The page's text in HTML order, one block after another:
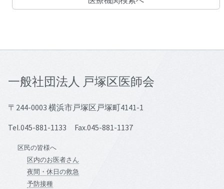
一般社団法人 戸塚区医師会
〒244-0003 横浜市戸塚区戸塚町4141-1
Tel.045-881-1133 Fax.045-881-1137
区民の皆様へ
区内のお医者さん
夜間・休日の救急
予防接種